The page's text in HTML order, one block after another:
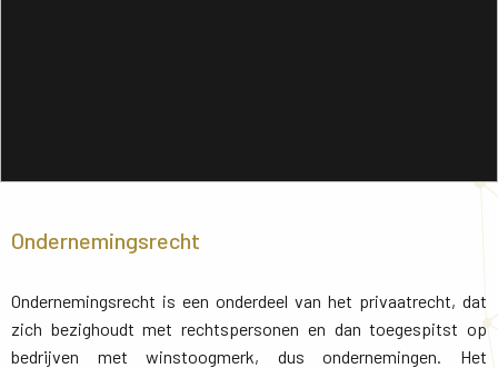
Ondernemingsrecht
Ondernemingsrecht is een onderdeel van het privaatrecht, dat
zich bezighoudt met rechtspersonen en dan toegespitst op
bedrijven met winstoogmerk, dus ondernemingen. Het